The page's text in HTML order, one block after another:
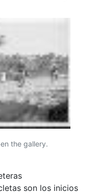
the gallery.
son los inicios